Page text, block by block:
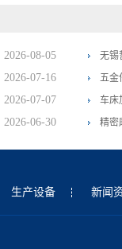
2026-08-05 无锡
2026-07-16 五金
2026-07-07 车床
2026-06-30 精密
生产设备 新闻